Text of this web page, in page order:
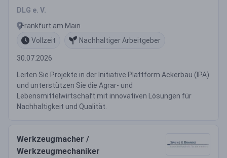
DLG e. V.
Frankfurt am Main
Vollzeit
Nachhaltiger Arbeitgeber
30.07.2026
Leiten Sie Projekte in der Initiative Plattform Ackerbau (IPA)
und unterstützen Sie die Agrar- und
Lebensmittelwirtschaft mit innovativen Lösungen für
Nachhaltigkeit und Qualität.
Werkzeugmacher /
Werkzeugmechaniker